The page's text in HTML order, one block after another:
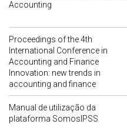
Accounting
Proceedings of the 4th
International Conference in
Accounting and Finance
Innovation: new trends in
accounting and finance
Manual de utilização da
plataforma SomosIPSS